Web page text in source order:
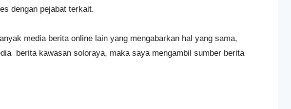
dengan pejabat terkait.
media berita online lain yang mengabarkan hal yang sama,
berita kawasan soloraya, maka saya mengambil sumber berita